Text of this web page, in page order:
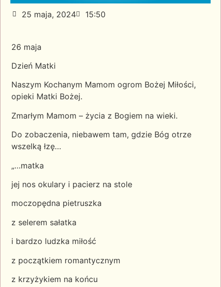
25 maja, 2024 15:50
26 maja
Dzień Matki
Naszym Kochanym Mamom ogrom Bożej Miłości,
opieki Matki Bożej.
Zmarłym Mamom – życia z Bogiem na wieki.
Do zobaczenia, niebawem tam, gdzie Bóg otrze
wszelką łzę…
„…matka
jej nos okulary i pacierz na stole
moczopędna pietruszka
z selerem sałatka
i bardzo ludzka miłość
z początkiem romantycznym
z krzyżykiem na końcu